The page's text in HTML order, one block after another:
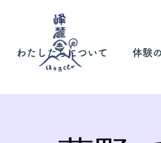
わたしたちについて 体験